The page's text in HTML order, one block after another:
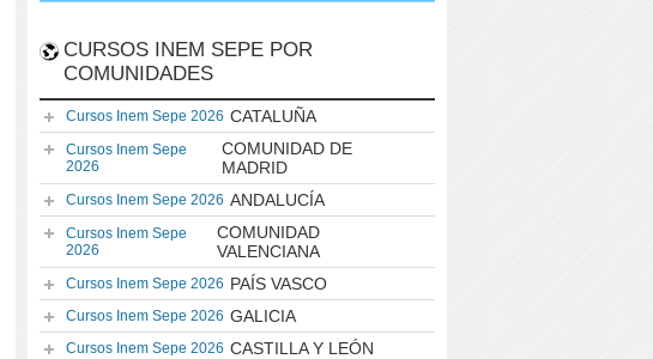
CURSOS INEM SEPE POR
COMUNIDADES
Cursos Inem Sepe 2026 CATALUÑA
Cursos Inem Sepe
2026
COMUNIDAD DE
MADRID
Cursos Inem Sepe 2026 ANDALUCÍA
Cursos Inem Sepe
2026
COMUNIDAD
VALENCIANA
Cursos Inem Sepe 2026 PAÍS VASCO
Cursos Inem Sepe 2026 GALICIA
Cursos Inem Sepe 2026 CASTILLA Y LEÓN